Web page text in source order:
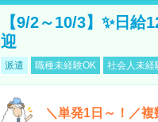
【9/2～10/3】✨日
迎
派遣 職種未経験OK 社会人未経
＼単発1日～！／